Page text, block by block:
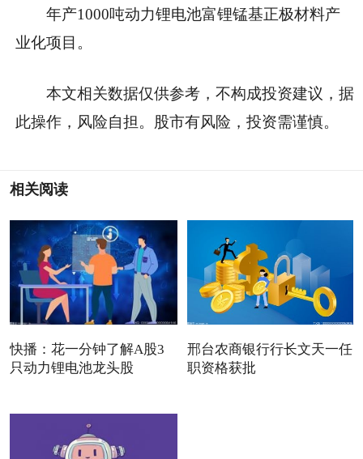
年产1000吨动力锂电池富锂锰基正极材料产
业化项目。
本文相关数据仅供参考，不构成投资建议，据
此操作，风险自担。股市有风险，投资需谨慎。
相关阅读
快播：花一分钟了解A股3
只动力锂电池龙头股
邢台农商银行行长文天一任
职资格获批